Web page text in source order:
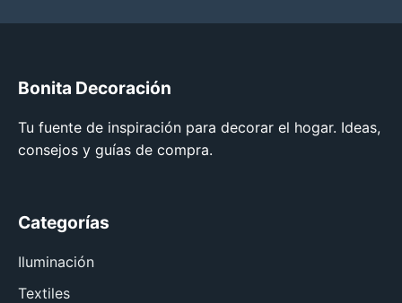
Bonita Decoración
Tu fuente de inspiración para decorar el hogar. Ideas,
consejos y guías de compra.
Categorías
Iluminación
Textiles